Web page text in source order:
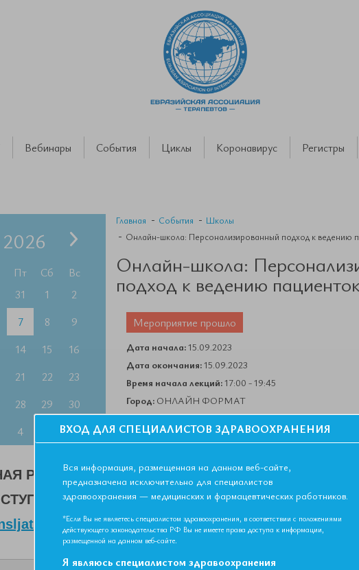
Вебинары События Циклы Коронавирус Регистры
Пт Сб
Вс
31 1
2
7 8
9
14 15
16
21 22
23
28 29
30
4 6
Главная События
Школы
Онлайн-школа: Персонализированный подход к ведению
Онлайн-школа:
подход к ведению
Мероприятие прошло
Дата начала:15.09.2023
Дата окончания:15.09.2023
Время начала лекций:17:00 - 19:45
Город:ОНЛАЙН ФОРМАТ
Контактная информация:+7 495 708 42 23
РЕГИСТРАЦИЯ ЗАВЕРШЕНА.
ПО ССЫЛКЕ:
ВХОД ДЛЯ СПЕЦИАЛИСТОВ ЗДРАВООХРАНЕНИЯ
Вся информация, размещенная на данном веб-сайте,
предназначена исключительно для специалистов
здравоохранения — медицинских и фармацевтических работников.
*Если Вы не являетесь специалистом здравоохранения, в соответствии с положениями
действующего законодательства РФ Вы не имеете права доступа к информации,
размещенной на данном веб-сайте.
Я являюсь специалистом здравоохранения